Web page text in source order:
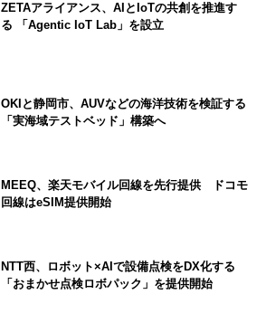
ZETAアライアンス、AIとIoTの共創を推進す
る 「Agentic IoT Lab」を設立
OKIと静岡市、AUVなどの海洋技術を検証する
「実海域テストベッド」構築へ
MEEQ、楽天モバイル回線を先行提供 ドコモ
回線はeSIM提供開始
NTT西、ロボット×AIで設備点検をDX化する
「おまかせ点検ロボパック」を提供開始